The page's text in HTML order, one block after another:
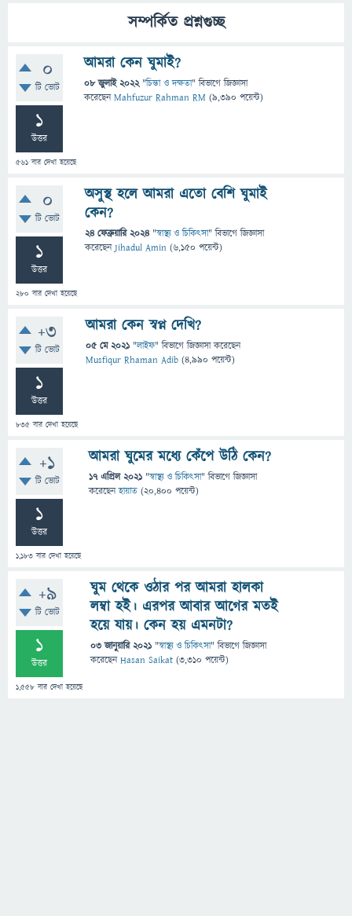
সম্পর্কিত প্রশ্নগুচ্ছ
0
টি ভোট
1
উত্তর
561 বার দেখা হয়েছে
আমরা কেন ঘুমাই?
08 জুলাই 2022 "চিন্তা ও দক্ষতা" বিভাগে জিজ্ঞাসা
করেছেনMahfuzur Rahman RM (9,390 পয়েন্ট)
0
টি ভোট
1
উত্তর
280 বার দেখা হয়েছে
অসুস্থ হলে আমরা এতো বেশি ঘুমাই
কেন?
24 ফেব্রুয়ারি 2024 "স্বাস্থ্য ও চিকিৎসা" বিভাগে জিজ্ঞাসা
করেছেনJihadul Amin (6,150 পয়েন্ট)
+3
টি ভোট
1
উত্তর
835 বার দেখা হয়েছে
আমরা কেন স্বপ্ন দেখি?
05 মে 2021 "লাইফ" বিভাগে জিজ্ঞাসাকরেছেন
Musfiqur Rhaman Adib (4,990 পয়েন্ট)
+1
টি ভোট
1
উত্তর
1,183 বার দেখা হয়েছে
আমরা ঘুমের মধ্যে কেঁপে উঠি কেন?
17 এপ্রিল 2021 "স্বাস্থ্য ও চিকিৎসা" বিভাগে জিজ্ঞাসা
করেছেনহায়াত (20,400 পয়েন্ট)
+9
টি ভোট
1
উত্তর
1,558 বার দেখা হয়েছে
ঘুম থেকে ওঠার পর আমরা হালকা
লম্বা হই। এরপর আবার আগের মতই
হয়ে যায়। কেন হয় এমনটা?
03 জানুয়ারি 2021 "স্বাস্থ্য ও চিকিৎসা" বিভাগে জিজ্ঞাসা
করেছেনHasan Saikat (3,310 পয়েন্ট)